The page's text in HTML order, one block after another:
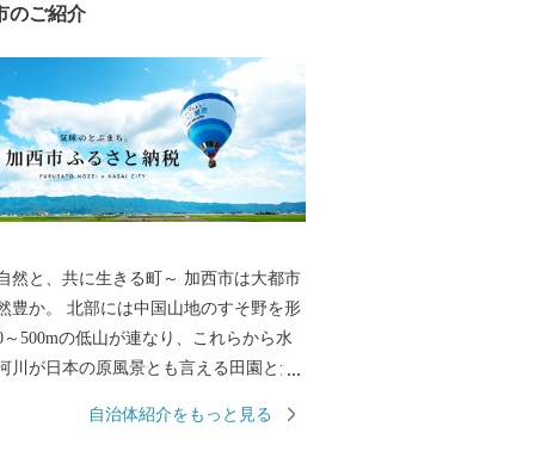
のご紹介
共に生きる町～ 加西市は大都市
豊か。 北部には中国山地のすそ野を形
500mの低山が連なり、これらから水
川が日本の原風景とも言える田園とた
るとその豊かな風景を目にすることが
自治体紹介をもっと見る